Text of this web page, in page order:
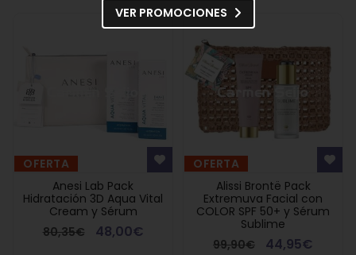
OFERTA
Anesi Lab Pack
Hidratación 3D Aqua Vital
Cream y Sérum
80,35€
48,00€
OFERTA
Alissi Brontë Pack
Extremuva Facial con
COLOR SPF 50+ y Sérum
Sublime
99,90€
44,95€
VER PROMOCIONES